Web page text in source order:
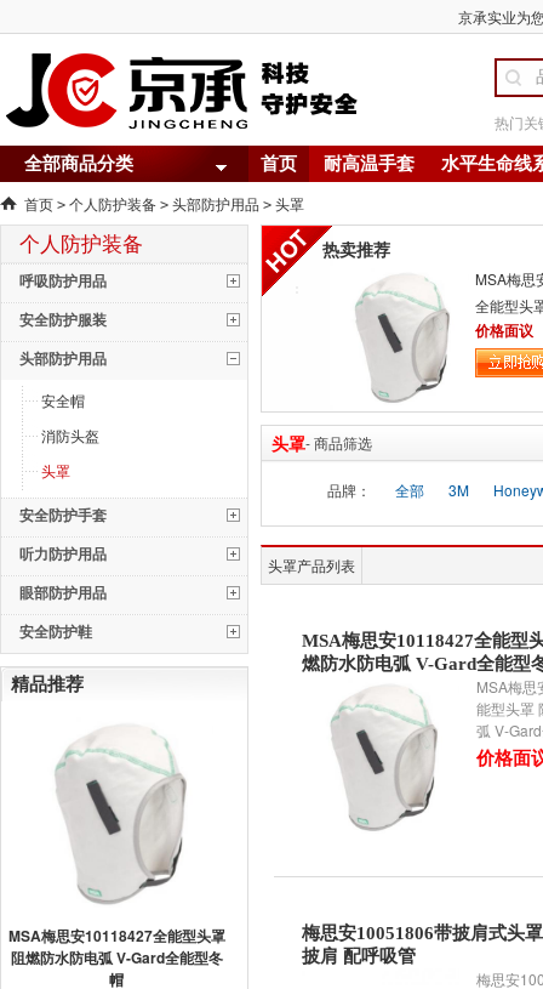
京承实业为
热门关
全部商品分类 首页 耐高温手套 水平生命线
首页 > 个人防护装备 > 头部防护用品 > 头罩
个人防护装备
呼吸防护用品
安全防护服装
头部防护用品
安全帽
消防头盔
头罩
安全防护手套
听力防护用品
眼部防护用品
安全防护鞋
精品推荐
MSA梅思安10118427全能型头罩
阻燃防水防电弧 V-Gard全能型冬
帽
热卖推荐
MSA梅思
全能型头
防电弧 V-
冬帽
价格面议
头罩- 商品筛选
品牌： 全部 3M
头罩产品列表
MSA梅思安10118427全能型
燃防水防电弧 V-Gard全能型
MSA梅
能型头罩
弧 V-
价格面
梅思安10051806带披肩式头
披肩 配呼吸管
梅思安